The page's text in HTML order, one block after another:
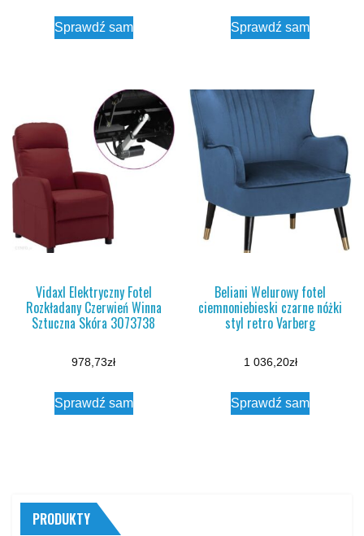
Sprawdź sam Sprawdź sam
Vidaxl Elektryczny Fotel
Rozkładany Czerwień Winna
Sztuczna Skóra 3073738
978,73zł
Sprawdź sam
Beliani Welurowy fotel
ciemnoniebieski czarne nóżki
styl retro Varberg
1 036,20zł
Sprawdź sam
PRODUKTY